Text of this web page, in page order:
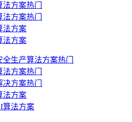
法方案热门
法方案热门
法方案
法方案
全生产算法方案热门
法方案热门
决方案热门
法方案
算法方案